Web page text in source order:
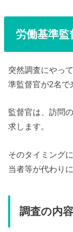
労働基準
突然調査にやっ
準監督官が2名で
監督官は、訪問
求します。
そのタイミング
当者等が代わり
調査の内容